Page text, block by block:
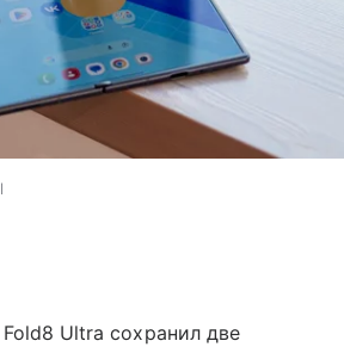
Ultra сохранил две